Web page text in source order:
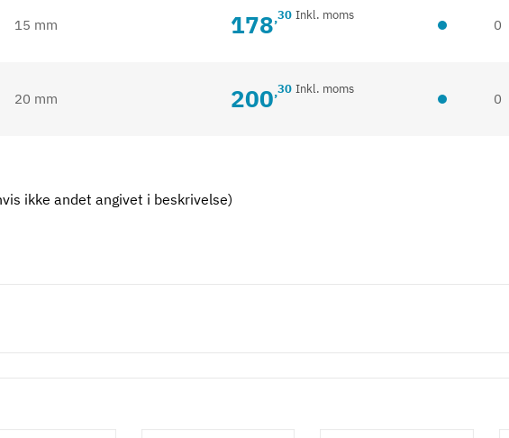
15 mm 178,30 Inkl. moms
0
20 mm 200,30 Inkl. moms
0
ikke andet angivet i beskrivelse)